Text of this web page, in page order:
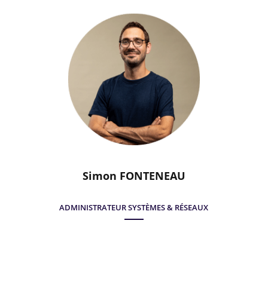
Simon FONTENEAU
ADMINISTRATEUR SYSTÈMES & RÉSEAUX